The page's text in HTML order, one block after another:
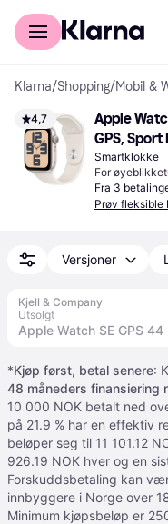
For kunder
Klarna/Shopping/Mobil &
4,7
Apple
GPS,
Smartklokke
For øyeblikket
Fra 3
Prøv fleksible
Versjoner
Kjell & Company
Utsolgt
*Kjøp først, betal senere:
48 måneders finansiering
10 000 NOK betalt ned
på 21.9 % har en effektiv
beløper seg til 11 101.12
926.19 NOK hver og en
Forskuddsbetaling kan
innbyggere i Norge over
Minimum kjøpsbeløp er